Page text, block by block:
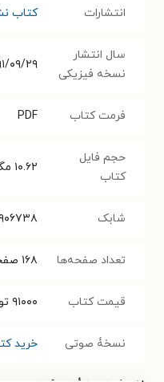
انتشارات کتاب
سال انتشار
نسخه فیزیکی
۱۳۹۱/
فرمت کتاب PDF
حجم فایل
کتاب
۱۰.۶۲
شابک
تعداد صفحه‌ها ۱۶۸
قیمت کتاب ۹۱۰۰۰
نسخۀ صوتی خرید